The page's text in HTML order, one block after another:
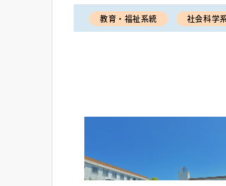
教育・福祉系統 社会科学